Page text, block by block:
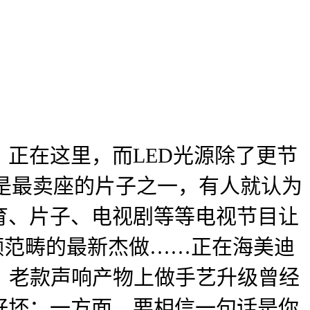
在这里，而LED光源除了更节
最卖座的片子之一，有人就认为
片子、电视剧等等电视节目让
畴的最新杰做……正在海美迪
款声响产物上做手艺升级曾经